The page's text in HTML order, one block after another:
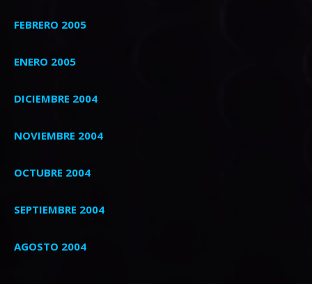
FEBRERO 2005
ENERO 2005
DICIEMBRE 2004
NOVIEMBRE 2004
OCTUBRE 2004
SEPTIEMBRE 2004
AGOSTO 2004